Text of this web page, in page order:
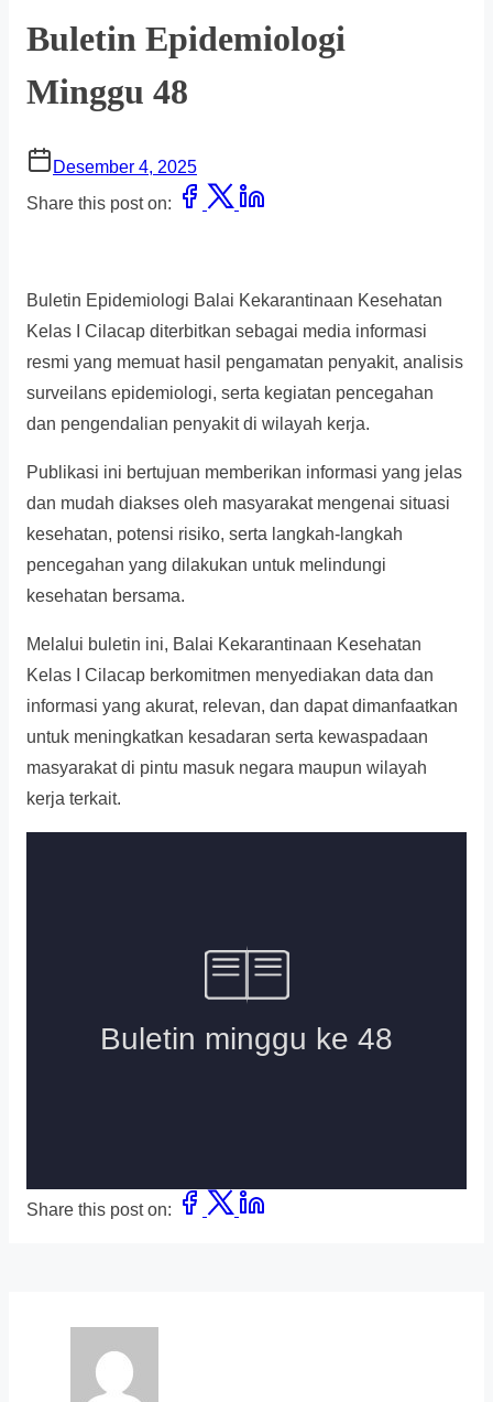
Buletin Epidemiologi
Minggu 48
Desember 4, 2025
Share this post on:
Buletin Epidemiologi Balai Kekarantinaan Kesehatan
Kelas I Cilacap diterbitkan sebagai media informasi
resmi yang memuat hasil pengamatan penyakit, analisis
surveilans epidemiologi, serta kegiatan pencegahan
dan pengendalian penyakit di wilayah kerja.
Publikasi ini bertujuan memberikan informasi yang jelas
dan mudah diakses oleh masyarakat mengenai situasi
kesehatan, potensi risiko, serta langkah-langkah
pencegahan yang dilakukan untuk melindungi
kesehatan bersama.
Melalui buletin ini, Balai Kekarantinaan Kesehatan
Kelas I Cilacap berkomitmen menyediakan data dan
informasi yang akurat, relevan, dan dapat dimanfaatkan
untuk meningkatkan kesadaran serta kewaspadaan
masyarakat di pintu masuk negara maupun wilayah
kerja terkait.
Share this post on: